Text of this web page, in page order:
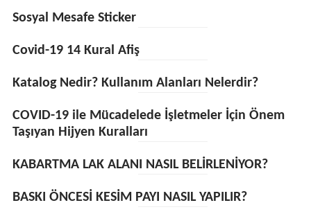
Sosyal Mesafe Sticker
Covid-19 14 Kural Afiş
Katalog Nedir? Kullanım Alanları Nelerdir?
COVID-19 ile Mücadelede İşletmeler İçin Önem
Taşıyan Hijyen Kuralları
KABARTMA LAK ALANI NASIL BELİRLENİYOR?
BASKI ÖNCESİ KESİM PAYI NASIL YAPILIR?